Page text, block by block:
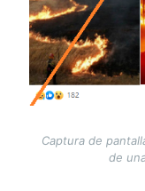
Captura de
de